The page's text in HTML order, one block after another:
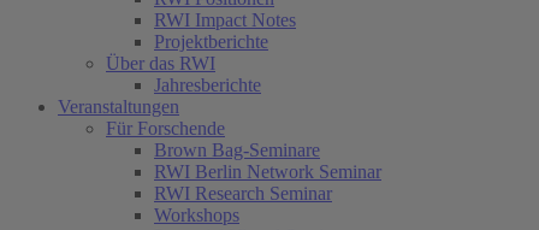
RWI Impact Notes
Projektberichte
Über das RWI
Jahresberichte
Veranstaltungen
Für Forschende
Brown Bag-Seminare
RWI Berlin Network Seminar
RWI Research Seminar
Workshops